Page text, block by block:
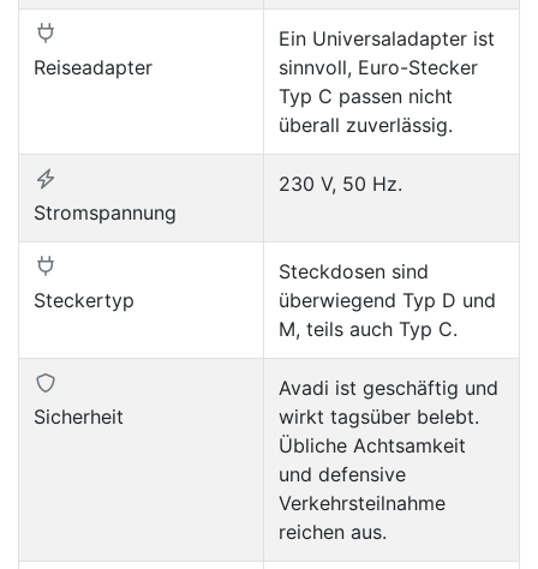
Reiseadapter
Ein Universaladapter ist
sinnvoll, Euro-Stecker
Typ C passen nicht
überall zuverlässig.
Stromspannung
230 V, 50 Hz.
Steckertyp
Steckdosen sind
überwiegend Typ D und
M, teils auch Typ C.
Sicherheit
Avadi ist geschäftig und
wirkt tagsüber belebt.
Übliche Achtsamkeit
und defensive
Verkehrsteilnahme
reichen aus.